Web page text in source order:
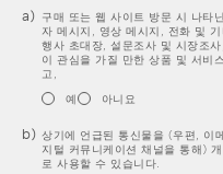
구매 또는 웹 사이트 방문 시 나타
자 메시지, 영상 메시지, 전화 및
행사 초대장, 설문조사 및 시장조
이 관심을 가질 만한 상품 및 서비
고,
예
아니요
상기에 언급된 통신물을 (우편, 이
지털 커뮤니케이션 채널을 통해)
로 사용할 수 있습니다.